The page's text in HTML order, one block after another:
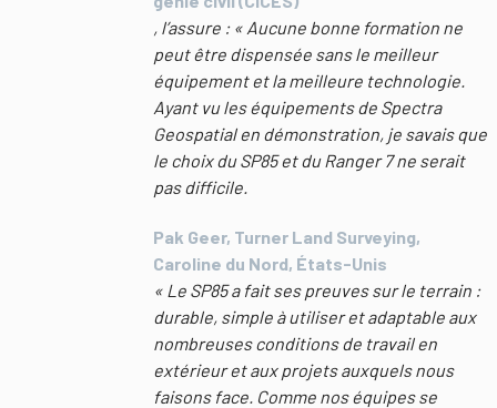
, l’assure : « Aucune bonne formation ne
peut être dispensée sans le meilleur
équipement et la meilleure technologie.
Ayant vu les équipements de Spectra
Geospatial en démonstration, je savais que
le choix du SP85 et du Ranger 7 ne serait
pas difficile.
Pak Geer, Turner Land Surveying,
Caroline du Nord, États-Unis
« Le SP85 a fait ses preuves sur le terrain :
durable, simple à utiliser et adaptable aux
nombreuses conditions de travail en
extérieur et aux projets auxquels nous
faisons face. Comme nos équipes se